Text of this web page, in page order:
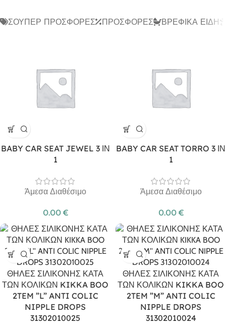
ΣΟΎΠΕΡ ΠΡΟΣΦΟΡΈΣ ΠΡΟΣΦΟΡΈΣ ΒΡΕΦΙΚΆ ΕΊΔΗ
BABY CAR SEAT JEWEL 3 ΙΝ
1
Άμεσα Διαθέσιμο
0.00 €
BABY CAR SEAT TORRO 3 ΙΝ
1
Άμεσα Διαθέσιμο
0.00 €
ΘΗΛΕΣ ΣΙΛΙΚΟΝΗΣ ΚΑΤΑ
ΤΩΝ ΚΟΛΙΚΩΝ KIKKA BOO
2TEM ”L” ANTI COLIC
NIPPLE DROPS
31302010025
ΘΗΛΕΣ ΣΙΛΙΚΟΝΗΣ ΚΑΤΑ
ΤΩΝ ΚΟΛΙΚΩΝ KIKKA BOO
2TEM ”M” ANTI COLIC
NIPPLE DROPS
31302010024